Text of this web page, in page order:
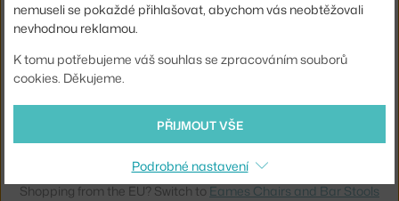
VITRA
Chair
Shopping from the EU? Switch to Eames Chairs and Bar Stools
nemuseli se pokaždé přihlašovat, abychom vás neobtěžovali
nevhodnou reklamou.
K tomu potřebujeme váš souhlas se zpracováním souborů
cookies. Děkujeme.
PŘIJMOUT VŠE
Podrobné nastavení